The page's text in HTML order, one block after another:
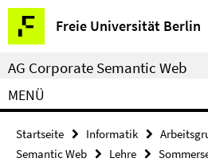
Springe
direkt
zu
Inhalt
Freie Universität Berlin
Service-
Navigation
AG Corporate Semantic Web
MENÜ
Startseite Informatik
Semantic Web
Lehre